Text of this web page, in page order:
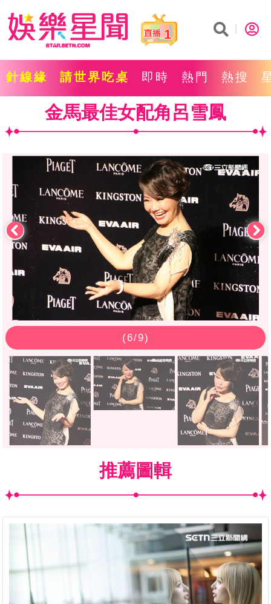
1
針線緣 請世界吃桌 即時 熱門 熱搜
金馬最佳女配角呂雪鳳
(6/9)
推薦圖輯